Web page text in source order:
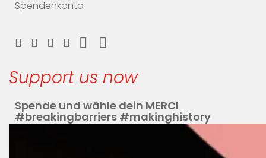
Spendenkonto
Support us now
Spende und wähle dein MERCI
#breakingbarriers #makinghistory